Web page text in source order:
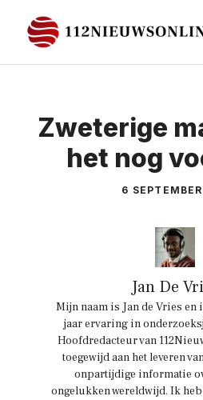
naar
de
Zweterige
het nog
6
Jan De
Mijn naam is Jan de Vries en
jaar ervaring in
Hoofdredacteur van
toegewijd aan het leveren
onpartijdige informatie
ongelukken wereldwijd. Ik